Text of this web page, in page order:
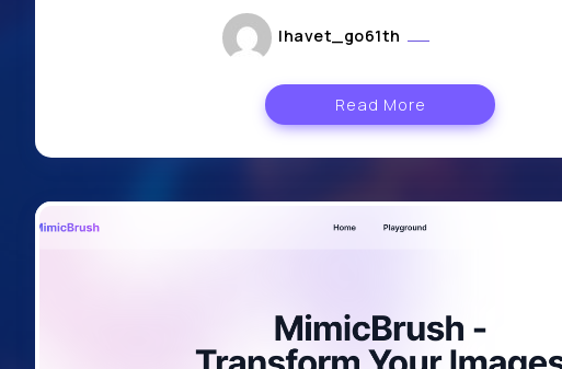
lhavet_go61th
Read More